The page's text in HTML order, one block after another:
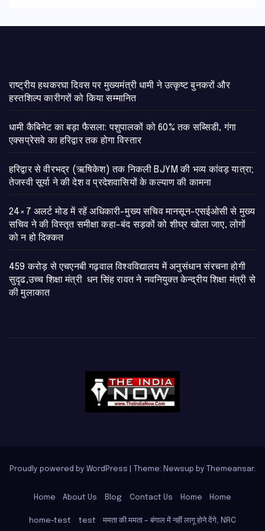
राष्ट्रीय हथकरघा दिवस पर मुख्यमंत्री धामी ने उत्कृष्ट बुनकरों और
हस्तशिल्प कारीगरों को किया सम्मानित
​धामी कैबिनेट का बड़ा फैसला: पशुपालकों को 60% तक सब्सिडी, गंगा
एक्सप्रेसवे का हरिद्वार तक होगा विस्तार
​हरिद्वार से वीरभद्र (ऋषिकेश) तक निकली BJYM की भव्य कांवड़ यात्रा;
तेजस्वी सूर्या ने की देश व प्रदेशवासियों के कल्याण की कामना
24×7 अलर्ट मोड में रहें अधिकारी-मुख्य सचिव मानसून-एसईओसी से मुख्य
सचिव ने की विस्तृत समीक्षा कहा-बंद सड़कों को शीघ्र खोला जाए, लोगों
को न हो दिक्कत
459 करोड़ से एचएनबी गढ़वाल विश्वविद्यालय में अनुसंधान संरचना होगी
सुदृढ,उच्च शिक्षा मंत्री धन सिंह रावत ने नवनियुक्त केन्द्रीय शिक्षा मंत्री से
की मुलाकात
Proudly powered by WordPress Theme: Newsup by Themeansar.
Home About Us Blog Contact Us Home Home
home-test test ममता की ममता – बंगाल में नहीं लागू होने देंगे, NRC